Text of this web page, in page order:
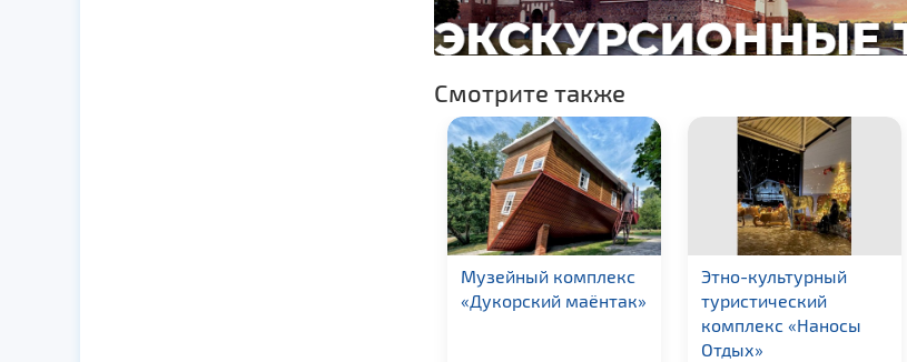
Смотрите также
Музейный комплекс
«Дукорский маёнтак»
Этно-культурный
туристический
комплекс «Наносы
Отдых»